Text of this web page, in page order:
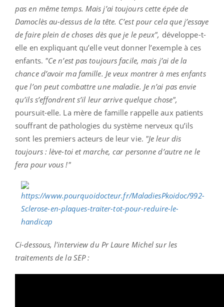
pas en même temps. Mais j’ai toujours cette épée de
Damoclès au-dessus de la tête. C’est pour cela que j’essaye
de faire plein de choses dès que je le peux", développe-t-
elle en expliquant qu’elle veut donner l’exemple à ces
enfants. "Ce n’est pas toujours facile, mais j’ai de la
chance d’avoir ma famille. Je veux montrer à mes enfants
que l’on peut combattre une maladie. Je n’ai pas envie
qu’ils s’effondrent s’il leur arrive quelque chose",
poursuit-elle. La mère de famille rappelle aux patients
souffrant de pathologies du système nerveux qu’ils
sont les premiers acteurs de leur vie. "Je leur dis
toujours : lève-toi et marche, car personne d’autre ne le
fera pour vous !"
Ci-dessous, l'interview du Pr Laure Michel sur les
traitements de la SEP :